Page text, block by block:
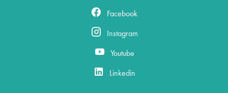
Facebook
Instagram
Youtube
Linkedin